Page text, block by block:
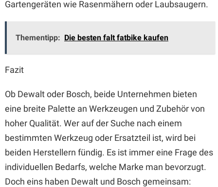
Gartengeräten wie Rasenmähern oder Laubsaugern.
Thementipp: Die besten falt fatbike kaufen
Fazit
Ob Dewalt oder Bosch, beide Unternehmen bieten
eine breite Palette an Werkzeugen und Zubehör von
hoher Qualität. Wer auf der Suche nach einem
bestimmten Werkzeug oder Ersatzteil ist, wird bei
beiden Herstellern fündig. Es ist immer eine Frage des
individuellen Bedarfs, welche Marke man bevorzugt.
Doch eins haben Dewalt und Bosch gemeinsam: